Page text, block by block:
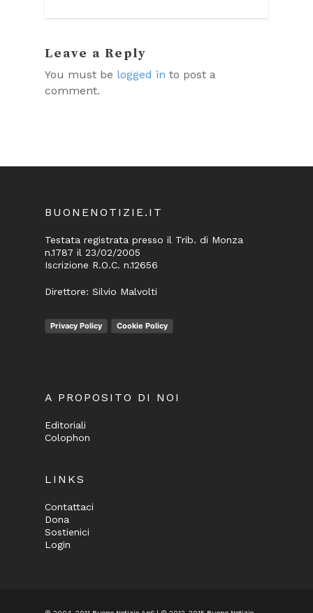
Leave a Reply
You must be logged in to post a
comment.
BUONENOTIZIE.IT
Testata registrata presso il Trib. di Monza
n.1787 il 23/02/2005
Iscrizione R.O.C. n.12656
Direttore: Silvio Malvolti
Privacy Policy Cookie Policy
A PROPOSITO DI NOI
Editoriali
Colophon
LINKS
Contattaci
Dona
Sostienici
Login